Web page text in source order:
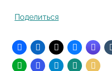
Поделиться